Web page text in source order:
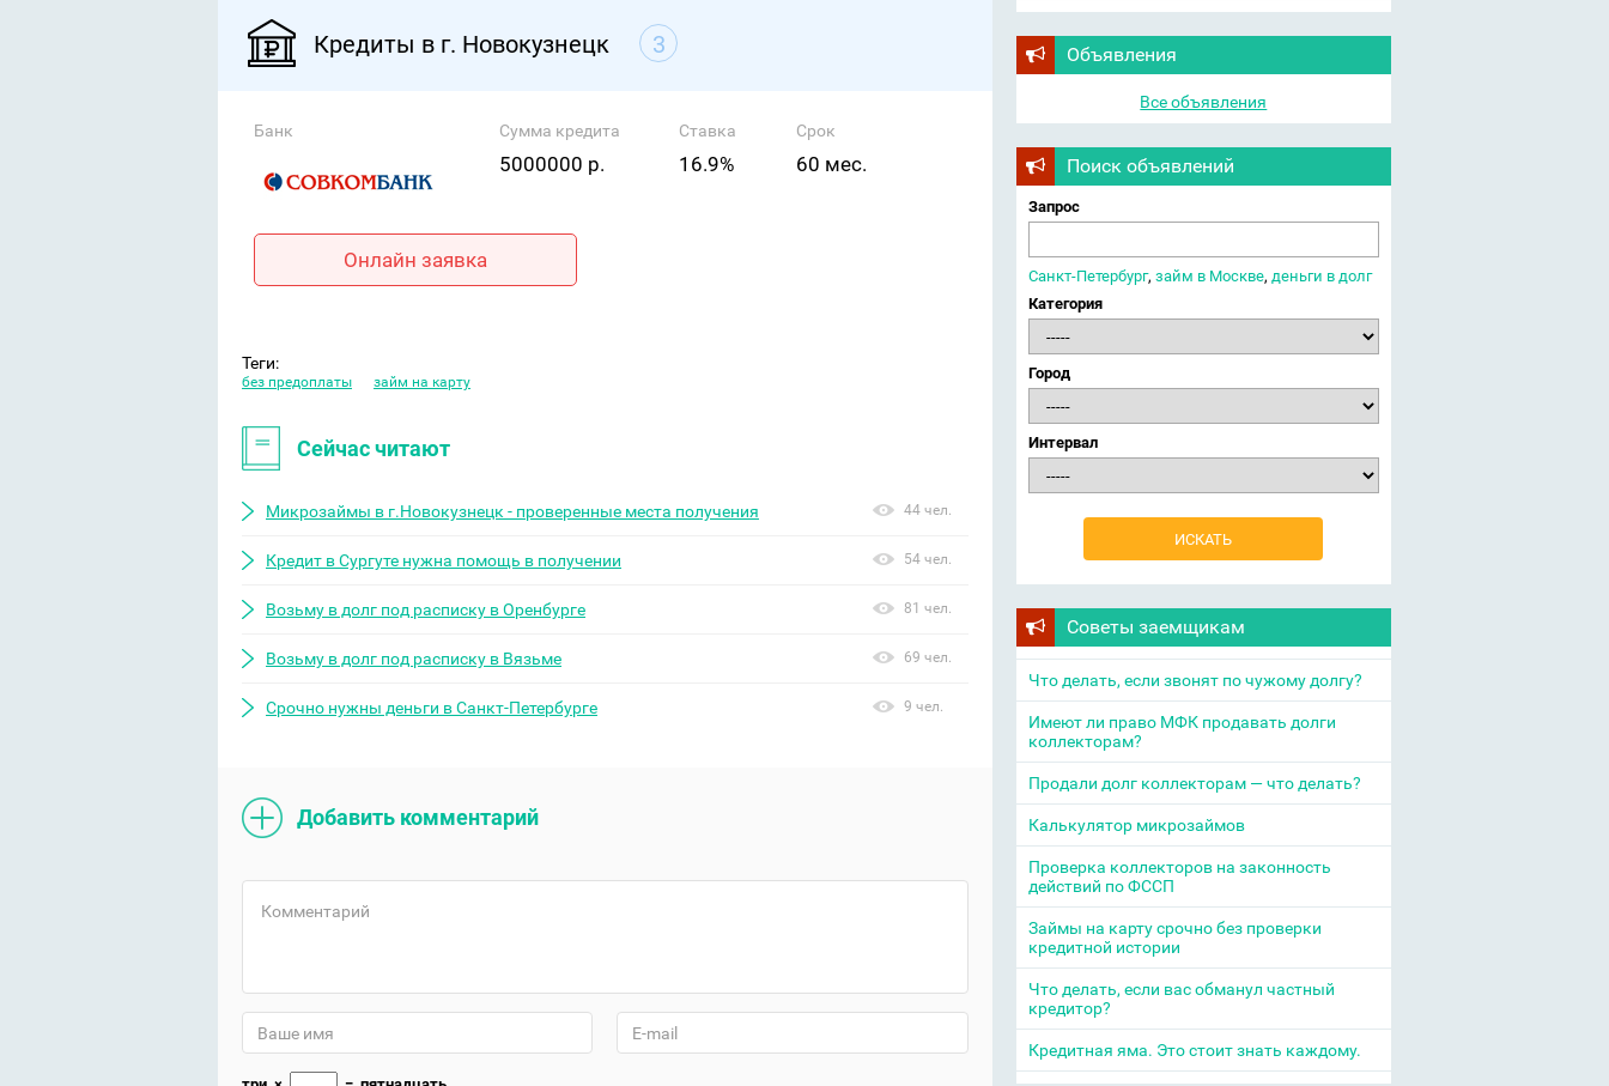
Кредиты в г. Новокузнецк 3
Банк Сумма кредита
5000000 р.
Ставка
16.9%
Срок
60 мес.
Онлайн заявка
Теги:
без предоплаты займ на карту
Сейчас читают
Микрозаймы в г.Новокузнецк - проверенные места получения 44 чел.
Кредит в Сургуте нужна помощь в получении 54 чел.
Возьму в долг под расписку в Оренбурге 81 чел.
Возьму в долг под расписку в Вязьме 69 чел.
Срочно нужны деньги в Санкт-Петербурге 9 чел.
Добавить комментарий
Объявления
Все объявления
Поиск объявлений
Запрос
Санкт-Петербург, займ в Москве, деньги в долг
Категория
Город
Интервал
Советы заемщикам
Что делать, если звонят по чужому долгу?
Имеют ли право МФК продавать долги
коллекторам?
Продали долг коллекторам — что делать?
Калькулятор микрозаймов
Проверка коллекторов на законность
действий по ФССП
Займы на карту срочно без проверки
кредитной истории
Что делать, если вас обманул частный
кредитор?
Кредитная яма. Это стоит знать каждому.